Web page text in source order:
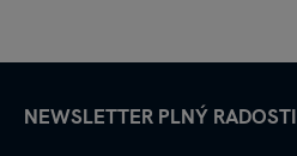
NEWSLETTER PLNÝ RADOSTI